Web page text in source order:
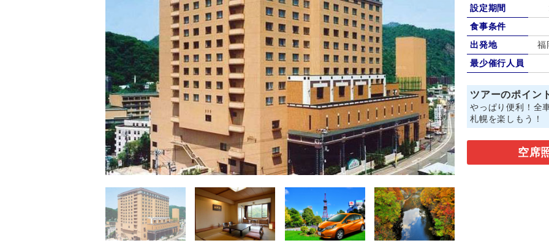
設定期間
食事条件
出発地
福
最少催行人員
ツアーのポイン
やっぱり便利！全
札幌を楽しもう！
空席